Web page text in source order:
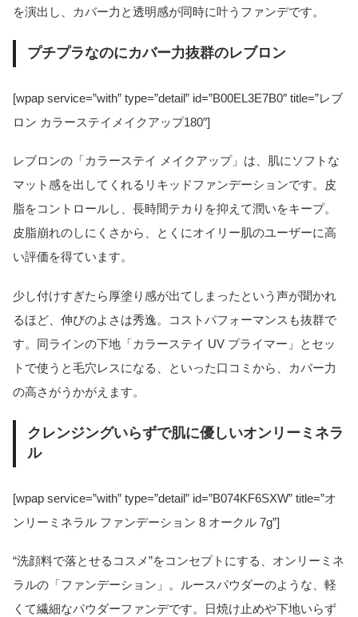
を演出し、カバー力と透明感が同時に叶うファンデです。
プチプラなのにカバー力抜群のレブロン
[wpap service=”with” type=”detail” id=”B00EL3E7B0″ title=”レブ
ロン カラーステイメイクアップ180″]
レブロンの「カラーステイ メイクアップ」は、肌にソフトな
マット感を出してくれるリキッドファンデーションです。皮
脂をコントロールし、長時間テカりを抑えて潤いをキープ。
皮脂崩れのしにくさから、とくにオイリー肌のユーザーに高
い評価を得ています。
少し付けすぎたら厚塗り感が出てしまったという声が聞かれ
るほど、伸びのよさは秀逸。コストパフォーマンスも抜群で
す。同ラインの下地「カラーステイ UV プライマー」とセッ
トで使うと毛穴レスになる、といった口コミから、カバー力
の高さがうかがえます。
クレンジングいらずで肌に優しいオンリーミネラ
ル
[wpap service=”with” type=”detail” id=”B074KF6SXW” title=”オ
ンリーミネラル ファンデーション 8 オークル 7g”]
“洗顔料で落とせるコスメ”をコンセプトにする、オンリーミネ
ラルの「ファンデーション」。ルースパウダーのような、軽
くて繊細なパウダーファンデです。日焼け止めや下地いらず